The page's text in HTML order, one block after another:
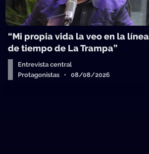
“Mi propia vida la veo en la línea
de tiempo de La Trampa”
Entrevista central
Protagonistas • 08/08/2026